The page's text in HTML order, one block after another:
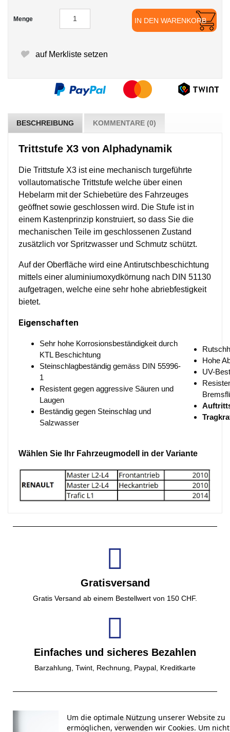
Menge IN DEN WARENKORB
auf Merkliste setzen
BESCHREIBUNG KOMMENTARE (0)
Trittstufe X3 von Alphadynamik
Die Trittstufe X3 ist eine mechanisch turgeführte
vollautomatische Trittstufe welche über einen
Hebelarm mit der Schiebetüre des Fahrzeuges
geöffnet sowie geschlossen wird. Die Stufe ist in
einem Kastenprinzip konstruiert, so dass Sie die
mechanischen Teile im geschlossenen Zustand
zusätzlich vor Spritzwasser und Schmutz schützt.
Auf der Oberfläche wird eine Antirutschbeschichtung
mittels einer aluminiumoxydkörnung nach DIN 51130
aufgetragen, welche eine sehr hohe abriebfestigkeit
bietet.
Eigenschaften
Sehr hohe Korrosionsbeständigkeit durch
KTL Beschichtung
Steinschlagbeständig gemäss DIN 55996-
1
Resistent gegen aggressive Säuren und
Laugen
Beständig gegen Steinschlag und
Salzwasser
Hohe
UV-
Wählen Sie Ihr Fahrzeugmodell in der Variante
Gratisversand
Gratis Versand ab einem Bestellwert von 150 CHF.
Einfaches und sicheres Bezahlen
Barzahlung, Twint, Rechnung, Paypal, Kreditkarte
Um die optimale Nutzung unserer Website zu
ermöglichen, verwenden wir Cookies. Um